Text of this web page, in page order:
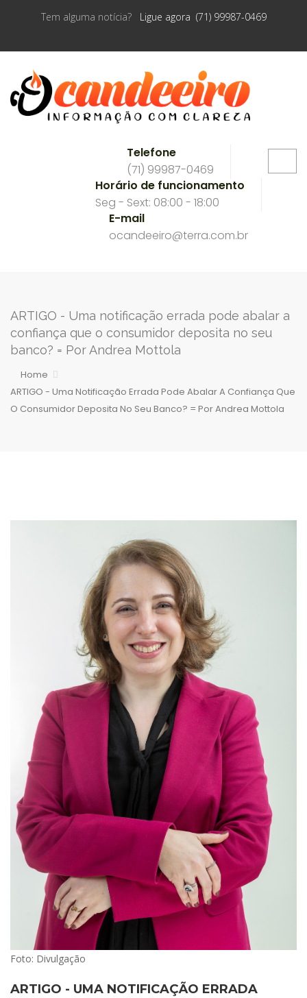
Tem alguma notícia? Ligue agora (71) 99987-0469
Telefone
(71) 99987-0469
Horário de funcionamento
Seg - Sext: 08:00 - 18:00
E-mail
ocandeeiro@terra.com.br
ARTIGO - Uma notificação errada pode abalar a
confiança que o consumidor deposita no seu
banco? = Por Andrea Mottola
Home
ARTIGO - Uma Notificação Errada Pode Abalar A Confiança Que
O Consumidor Deposita No Seu Banco? = Por Andrea Mottola
Foto: Divulgação
ARTIGO - UMA NOTIFICAÇÃO ERRADA